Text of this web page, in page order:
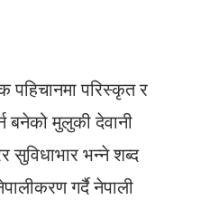
पहिचानमा परिस्कृत र
बनेको मुलुकी देवानी
सुविधाभार भन्ने शब्द
गर्दै नेपाली